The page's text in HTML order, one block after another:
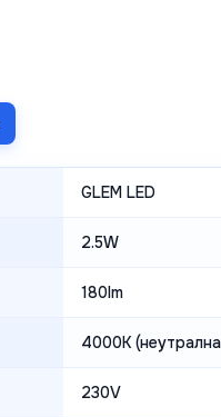
GLEM LED
2.5W
180lm
4000K
230V